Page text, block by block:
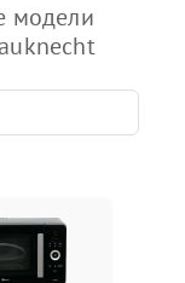
модели